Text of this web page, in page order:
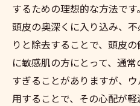
するための理想的な方法で
頭皮の奥深くに入り込み、
りと除去することで、頭皮
に敏感肌の方にとって、通
すぎることがありますが、
用することで、その心配が